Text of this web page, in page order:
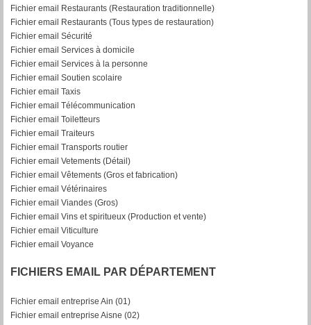
Fichier email Restaurants (Restauration traditionnelle)
Fichier email Restaurants (Tous types de restauration)
Fichier email Sécurité
Fichier email Services à domicile
Fichier email Services à la personne
Fichier email Soutien scolaire
Fichier email Taxis
Fichier email Télécommunication
Fichier email Toiletteurs
Fichier email Traiteurs
Fichier email Transports routier
Fichier email Vetements (Détail)
Fichier email Vêtements (Gros et fabrication)
Fichier email Vétérinaires
Fichier email Viandes (Gros)
Fichier email Vins et spiritueux (Production et vente)
Fichier email Viticulture
Fichier email Voyance
FICHIERS EMAIL PAR DÉPARTEMENT
Fichier email entreprise Ain (01)
Fichier email entreprise Aisne (02)